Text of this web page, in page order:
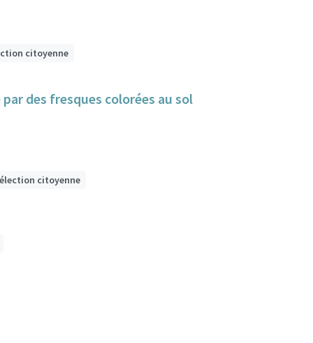
citoyenne
des fresques colorées au sol
citoyenne